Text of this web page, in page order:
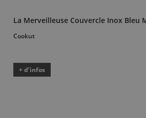
La Merveilleuse Couvercle Inox Bleu
Cookut
+ d’infos